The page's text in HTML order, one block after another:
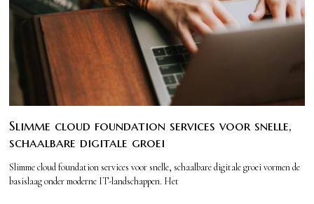
Slimme cloud foundation services voor snelle,
schaalbare digitale groei
Slimme cloud foundation services voor snelle, schaalbare digitale groei vormen de
basislaag onder moderne IT-landschappen. Het